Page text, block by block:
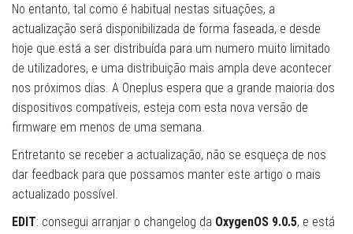
No entanto, tal como é habitual nestas situações, a
actualização será disponibilizada de forma faseada, e desde
hoje que está a ser distribuída para um numero muito limitado
de utilizadores, e uma distribuição mais ampla deve acontecer
nos próximos dias. A Oneplus espera que a grande maioria dos
dispositivos compatíveis, esteja com esta nova versão de
firmware em menos de uma semana.
Entretanto se receber a actualização, não se esqueça de nos
dar feedback para que possamos manter este artigo o mais
actualizado possível.
EDIT: consegui arranjar o changelog da OxygenOS 9.0.5, e está